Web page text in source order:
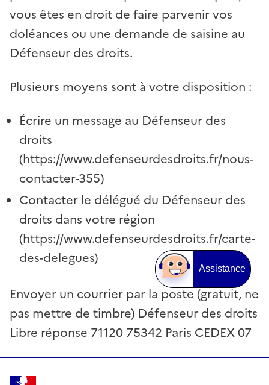
vous êtes en droit de faire parvenir vos
doléances ou une demande de saisine au
Défenseur des droits.
Plusieurs moyens sont à votre disposition :
Écrire un message au Défenseur des
droits
(https://www.defenseurdesdroits.fr/nous-
contacter-355)
Contacter le délégué du Défenseur des
droits dans votre région
(https://www.defenseurdesdroits.fr/carte-
des-delegues)
Envoyer un courrier par la poste (gratuit, ne
pas mettre de timbre) Défenseur des droits
Libre réponse 71120 75342 Paris CEDEX 07
Assistance